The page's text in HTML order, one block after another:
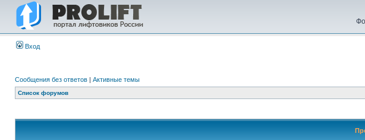
Вход
Сообщения без ответов | Активные темы
Список форумов